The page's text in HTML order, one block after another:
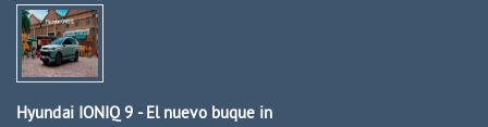
Hyundai IONIQ 9 - El nuevo buque in